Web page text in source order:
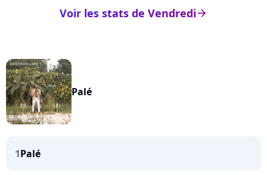
arrow_right
Voir les stats de Vendredi
Palé
1Palé